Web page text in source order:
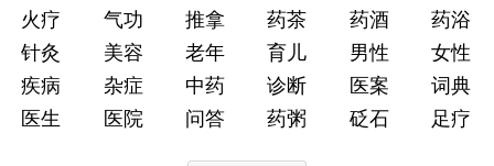
火疗
气功 推拿 药茶 药酒
药浴
针灸
美容 老年 育儿 男性
女性
疾病
杂症 中药 诊断 医案
词典
医生
医院 问答 药粥 砭石 足疗